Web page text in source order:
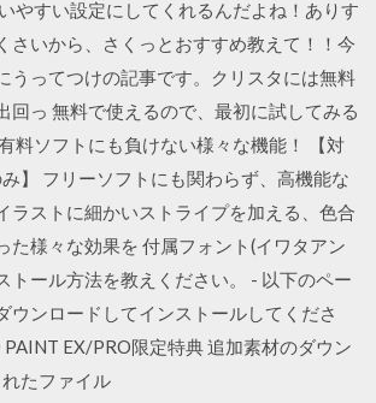
やすい設定にしてくれるんだよね！ありす
さいから、さくっとおすすめ教えて！！今
うってつけの記事です。クリスタには無料
回っ 無料で使えるので、最初に試してみる
料ソフトにも負けない様々な機能！ 【対
】 フリーソフトにも関わらず、高機能な
ラストに細かいストライプを加える、色合
た様々な効果を 付属フォント(イワタアン
トール方法を教えください。 - 以下のペー
ウンロードしてインストールしてくださ
PAINT EX/PRO限定特典 追加素材のダウン
たファイル